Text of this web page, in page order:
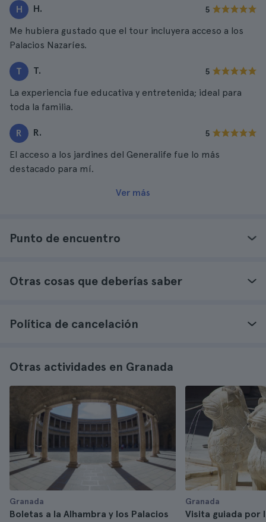
H H. 5
Me hubiera gustado que el tour incluyera acceso a los
Palacios Nazaríes.
T T. 5
La experiencia fue educativa y entretenida; ideal para
toda la familia.
R R. 5
El acceso a los jardines del Generalife fue lo más
destacado para mí.
Ver más
Punto de encuentro
Otras cosas que deberías saber
Política de cancelación
Otras actividades en Granada
Granada
Boletas a la Alhambra y los Palacios
Granada
Visita guiada por